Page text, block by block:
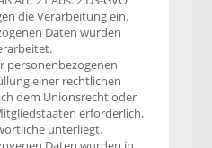
die Verarbeitung ein.
Daten wurden
personenbezogenen
einer rechtlichen
dem Unionsrecht oder
erforderlich,
unterliegt.